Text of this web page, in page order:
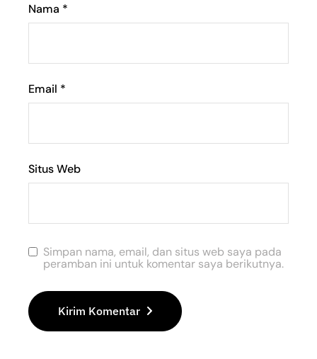
Nama *
Email *
Situs Web
Simpan nama, email, dan situs web saya pada
peramban ini untuk komentar saya berikutnya.
Kirim Komentar